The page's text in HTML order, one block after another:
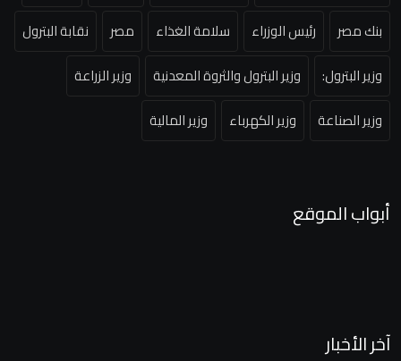
بنك مصر
رئيس الوزراء سلامة الغذاء مصر
نقابة البترول
وزير البترول:
وزير البترول والثروة المعدنية
وزير الزراعة
وزير الصناعة
وزير الكهرباء وزير المالية
أبواب الموقع
آخر الأخبار